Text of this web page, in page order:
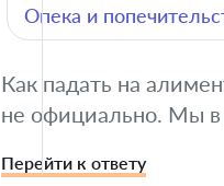
Опека и
Как падать на
не официально. Мы в
Перейти к ответу